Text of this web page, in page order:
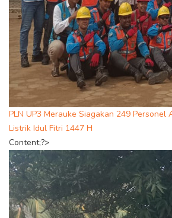
PLN UP3 Merauke Siagakan 249 Personel
Listrik Idul Fitri 1447 H
Content;?>